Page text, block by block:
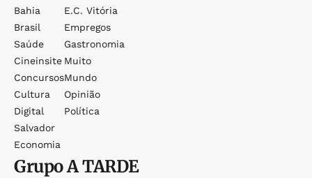
Bahia
Brasil
Saúde
Cineinsite
Concursos
Cultura
Digital
Salvador
Economia
E.c. Vitória
Empregos
Gastronomia
Muito
Mundo
Opinião
Política
GrupoA TARDE